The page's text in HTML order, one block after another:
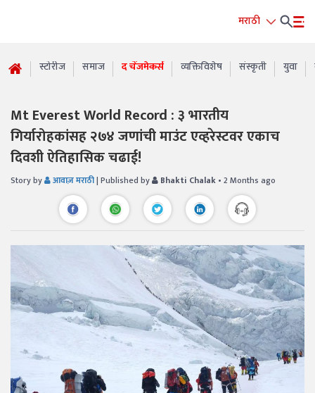
मराठी
स्टोरीज समाज द चेंजमेकर्स व्यक्तिविशेष संस्कृती युवा
Mt Everest World Record : ३ भारतीय
गिर्यारोहकांसह २७४ जणांची माउंट एव्हरेस्टवर एकाच
दिवशी ऐतिहासिक चढाई!
Story by आवाज़ मराठी| Published by Bhakti Chalak • 2 Months ago